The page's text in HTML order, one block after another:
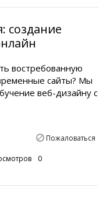
создание
востребованную
сайты? Мы
веб-дизайну с
Пожаловаться
0